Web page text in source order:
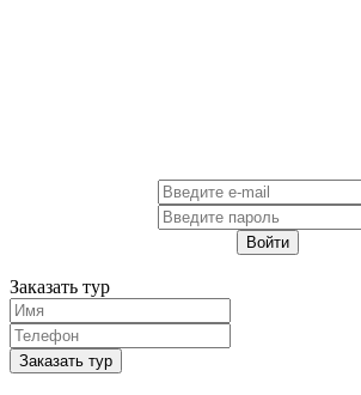
Войти
Заказать тур
Заказать тур